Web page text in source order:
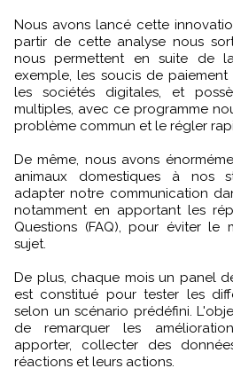
Nous avons lancé cette
partir de cette analyse nous
nous permettent en suite de
exemple, les soucis de
les sociétés digitales, et
multiples, avec ce programme
problème commun et le régler
De même, nous avons
animaux domestiques à nos
adapter notre communication
notamment en apportant les
Questions (FAQ), pour éviter le
sujet.
De plus, chaque mois un panel
est constitué pour tester les
selon un scénario prédéfini.
de remarquer les
apporter, collecter des
réactions et leurs actions.